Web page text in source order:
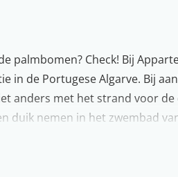
palmbomen? Check! Bij
in de Portugese Algarve. Bij
anders met het strand voor
duik nemen in het zwembad
koud drankje aan de bar. Zin